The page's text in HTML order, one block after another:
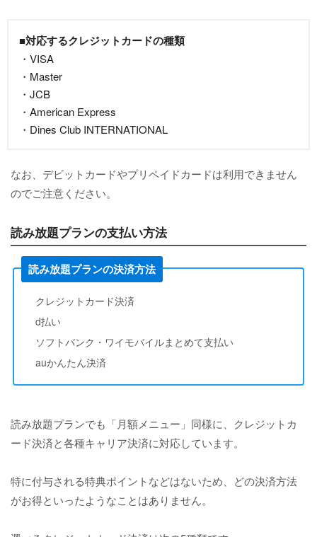
■対応するクレジットカードの種類
・VISA
・Master
・JCB
・American Express
・Dines Club INTERNATIONAL
なお、デビットカードやプリペイドカードは利用できません
のでご注意ください。
読み放題プランの支払い方法
読み放題プランの決済方法
クレジットカード決済
d払い
ソフトバンク・ワイモバイルまとめて支払い
auかんたん決済
読み放題プランでも「月額メニュー」同様に、クレジットカ
ード決済と各種キャリア決済に対応しています。
特に付与される特典ポイントなどはないため、どの決済方法
がお得といったようなことはありません。